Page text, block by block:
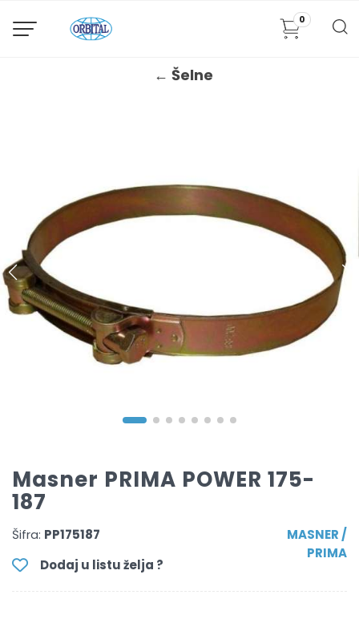
0
← Šelne
Masner PRIMA POWER 175-
187
Šifra: PP175187
Dodaj u listu želja ?
MASNER /
PRIMA